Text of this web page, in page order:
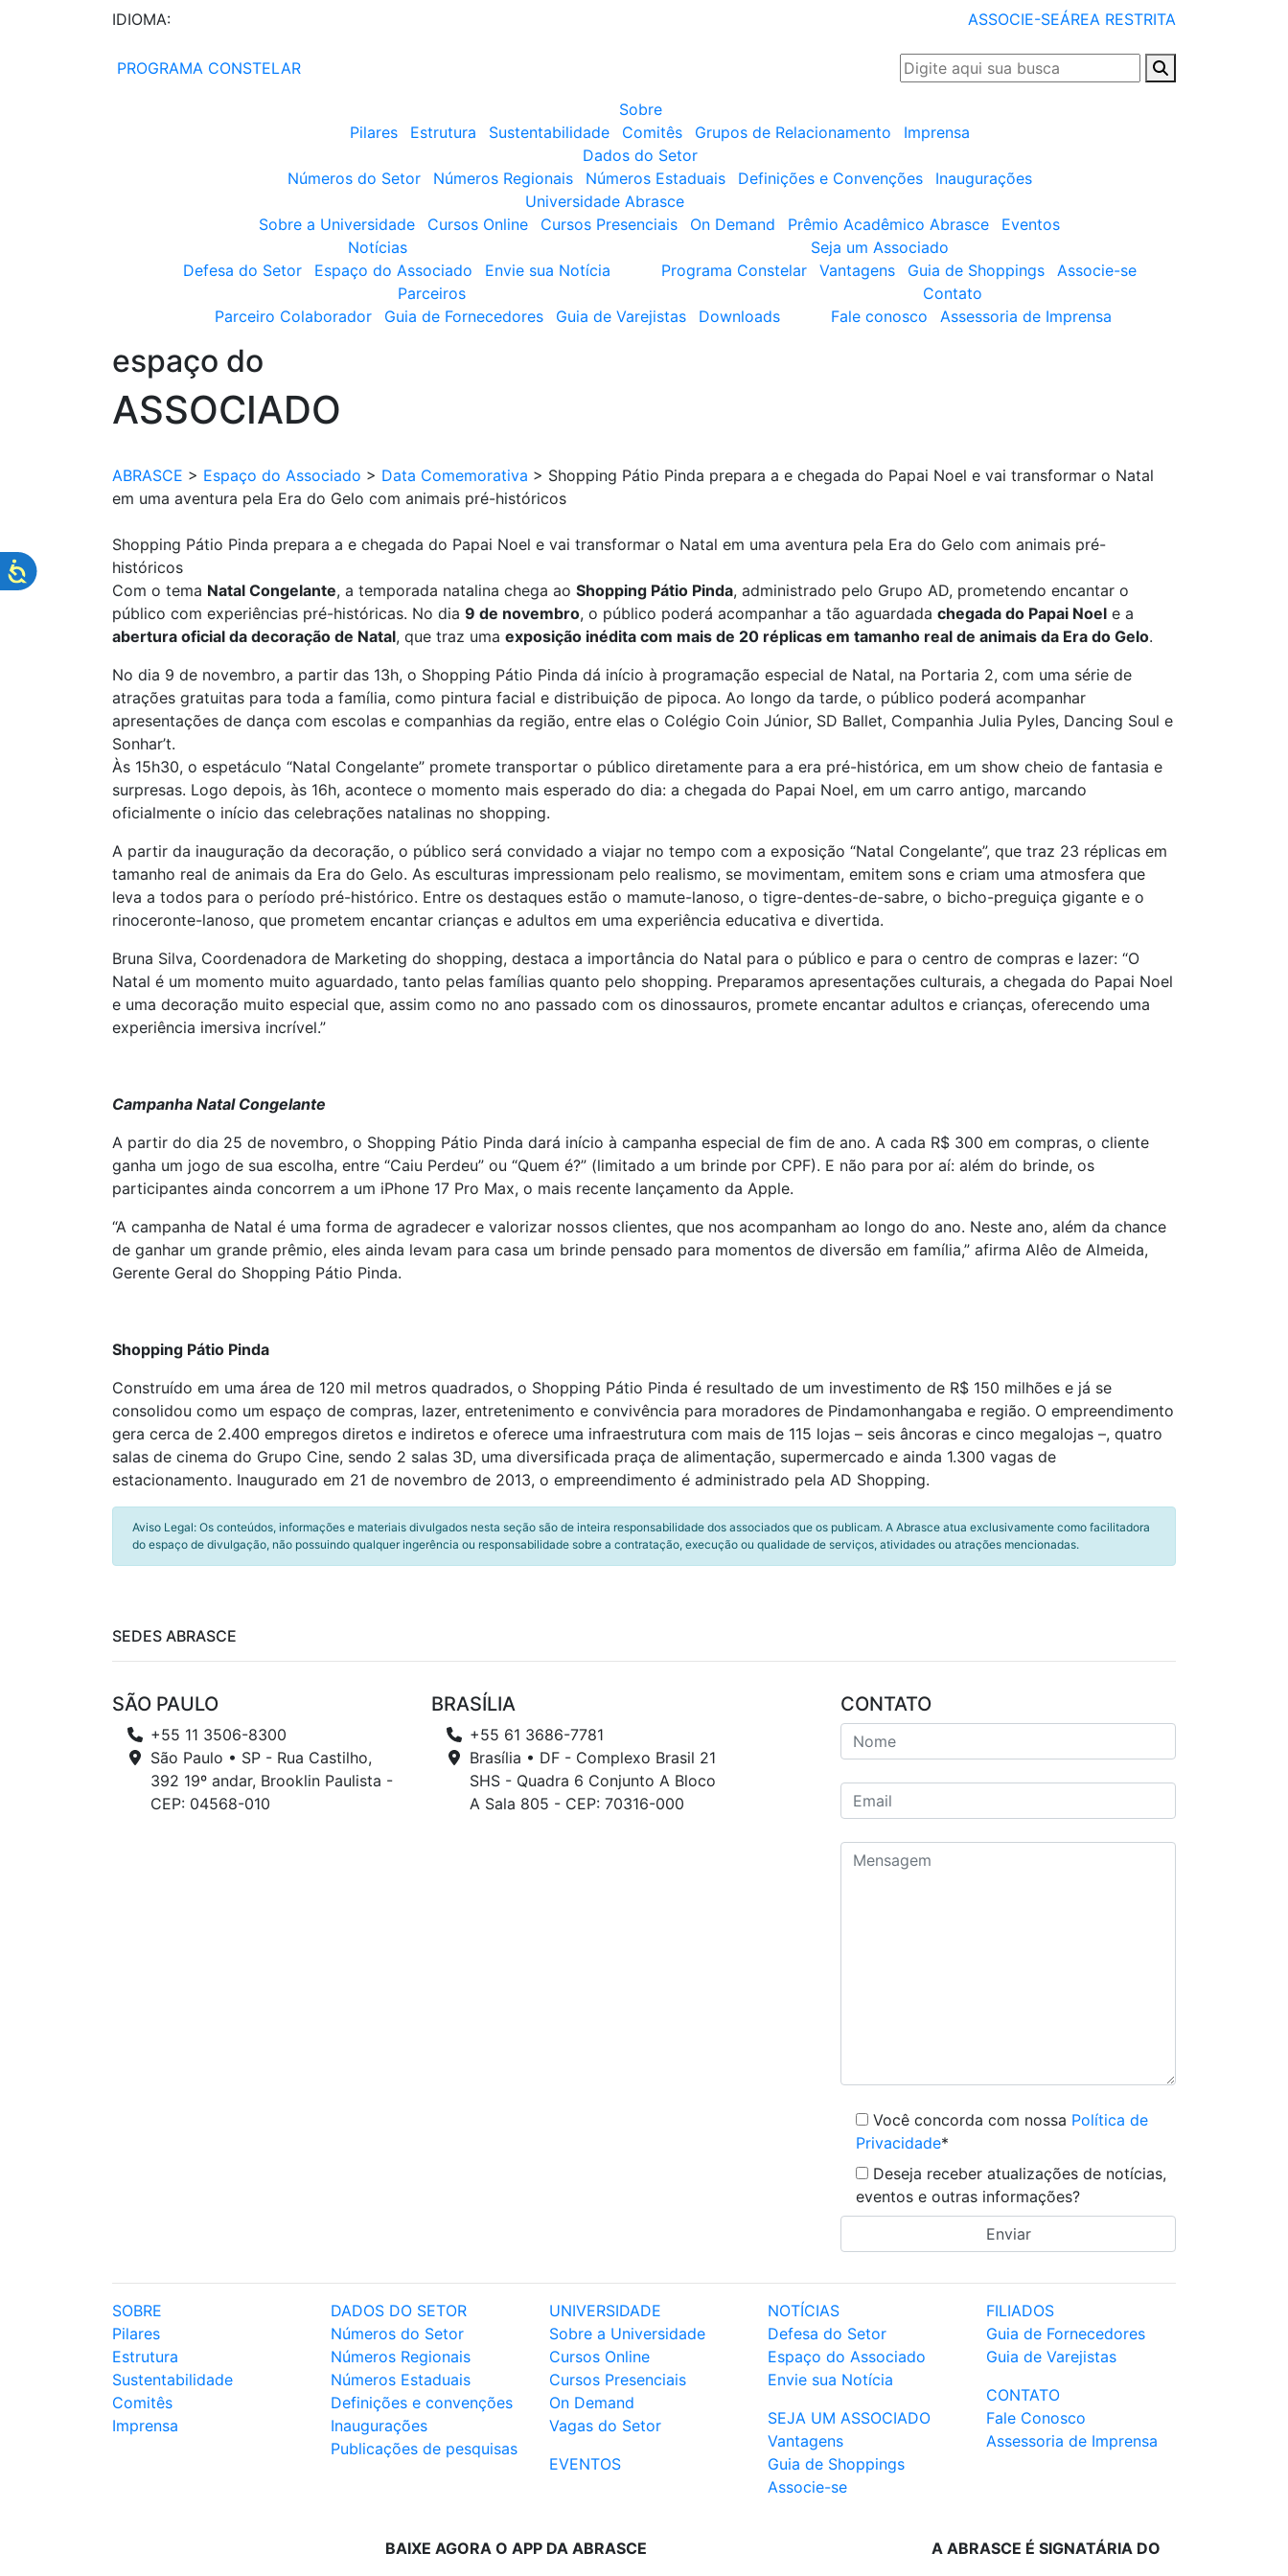
IDIOMA: ASSOCIE-SEÁREA RESTRITA
PROGRAMA CONSTELAR
Sobre
Pilares
Estrutura Sustentabilidade Comitês Grupos de Relacionamento
Imprensa
Dados do Setor
Números do Setor
Números Regionais Números Estaduais Definições e Convenções
Inaugurações
Universidade Abrasce
Sobre a Universidade
Cursos Online Cursos Presenciais On Demand Prêmio Acadêmico Abrasce
Eventos
Notícias
Defesa do Setor
Espaço do Associado Envie sua Notícia
Seja um Associado
Programa Constelar
Vantagens Guia de Shoppings
Associe-se
Parceiros
Parceiro Colaborador
Guia de Fornecedores Guia de Varejistas Downloads
Contato
Fale conosco
Assessoria de Imprensa
espaço do
ASSOCIADO
ABRASCE > Espaço do Associado > Data Comemorativa > Shopping Pátio Pinda prepara a e chegada do Papai Noel e vai transformar o Natal
em uma aventura pela Era do Gelo com animais pré-históricos
Shopping Pátio Pinda prepara a e chegada do Papai Noel e vai transformar o Natal em uma aventura pela Era do Gelo com animais pré-
históricos
Com o tema Natal Congelante, a temporada natalina chega ao Shopping Pátio Pinda, administrado pelo Grupo AD, prometendo encantar o
público com experiências pré-históricas. No dia 9 de novembro, o público poderá acompanhar a tão aguardada chegada do Papai Noel e a
abertura oficial da decoração de Natal, que traz uma exposição inédita com mais de 20 réplicas em tamanho real de animais da Era do Gelo.
No dia 9 de novembro, a partir das 13h, o Shopping Pátio Pinda dá início à programação especial de Natal, na Portaria 2, com uma série de
atrações gratuitas para toda a família, como pintura facial e distribuição de pipoca. Ao longo da tarde, o público poderá acompanhar
apresentações de dança com escolas e companhias da região, entre elas o Colégio Coin Júnior, SD Ballet, Companhia Julia Pyles, Dancing Soul e
Sonhar’t.
Às 15h30, o espetáculo “Natal Congelante” promete transportar o público diretamente para a era pré-histórica, em um show cheio de fantasia e
surpresas. Logo depois, às 16h, acontece o momento mais esperado do dia: a chegada do Papai Noel, em um carro antigo, marcando
oficialmente o início das celebrações natalinas no shopping.
A partir da inauguração da decoração, o público será convidado a viajar no tempo com a exposição “Natal Congelante”, que traz 23 réplicas em
tamanho real de animais da Era do Gelo. As esculturas impressionam pelo realismo, se movimentam, emitem sons e criam uma atmosfera que
leva a todos para o período pré-histórico. Entre os destaques estão o mamute-lanoso, o tigre-dentes-de-sabre, o bicho-preguiça gigante e o
rinoceronte-lanoso, que prometem encantar crianças e adultos em uma experiência educativa e divertida.
Bruna Silva, Coordenadora de Marketing do shopping, destaca a importância do Natal para o público e para o centro de compras e lazer: “O
Natal é um momento muito aguardado, tanto pelas famílias quanto pelo shopping. Preparamos apresentações culturais, a chegada do Papai Noel
e uma decoração muito especial que, assim como no ano passado com os dinossauros, promete encantar adultos e crianças, oferecendo uma
experiência imersiva incrível.”
Campanha Natal Congelante
A partir do dia 25 de novembro, o Shopping Pátio Pinda dará início à campanha especial de fim de ano. A cada R$ 300 em compras, o cliente
ganha um jogo de sua escolha, entre “Caiu Perdeu” ou “Quem é?” (limitado a um brinde por CPF). E não para por aí: além do brinde, os
participantes ainda concorrem a um iPhone 17 Pro Max, o mais recente lançamento da Apple.
“A campanha de Natal é uma forma de agradecer e valorizar nossos clientes, que nos acompanham ao longo do ano. Neste ano, além da chance
de ganhar um grande prêmio, eles ainda levam para casa um brinde pensado para momentos de diversão em família,” afirma Alêo de Almeida,
Gerente Geral do Shopping Pátio Pinda.
Shopping Pátio Pinda
Construído em uma área de 120 mil metros quadrados, o Shopping Pátio Pinda é resultado de um investimento de R$ 150 milhões e já se
consolidou como um espaço de compras, lazer, entretenimento e convivência para moradores de Pindamonhangaba e região. O empreendimento
gera cerca de 2.400 empregos diretos e indiretos e oferece uma infraestrutura com mais de 115 lojas – seis âncoras e cinco megalojas –, quatro
salas de cinema do Grupo Cine, sendo 2 salas 3D, uma diversificada praça de alimentação, supermercado e ainda 1.300 vagas de
estacionamento. Inaugurado em 21 de novembro de 2013, o empreendimento é administrado pela AD Shopping.
Aviso Legal: Os conteúdos, informações e materiais divulgados nesta seção são de inteira responsabilidade dos associados que os publicam. A Abrasce atua exclusivamente como facilitadora
do espaço de divulgação, não possuindo qualquer ingerência ou responsabilidade sobre a contratação, execução ou qualidade de serviços, atividades ou atrações mencionadas.
SEDES ABRASCE
SÃO PAULO
+55 11 3506-8300
São Paulo • SP - Rua Castilho,
392 19º andar, Brooklin Paulista -
CEP: 04568-010
BRASÍLIA
+55 61 3686-7781
Brasília • DF - Complexo Brasil 21
SHS - Quadra 6 Conjunto A Bloco
A Sala 805 - CEP: 70316-000
CONTATO
Você concorda com nossa Política de
Privacidade*
Deseja receber atualizações de notícias,
eventos e outras informações?
SOBRE
Pilares
Estrutura
Sustentabilidade
Comitês
Imprensa
DADOS DO SETOR
Números do Setor
Números Regionais
Números Estaduais
Definições e convenções
Inaugurações
Publicações de pesquisas
UNIVERSIDADE
Sobre a Universidade
Cursos Online
Cursos Presenciais
On Demand
Vagas do Setor
EVENTOS
NOTÍCIAS
Defesa do Setor
Espaço do Associado
Envie sua Notícia
SEJA UM ASSOCIADO
Vantagens
Guia de Shoppings
Associe-se
FILIADOS
Guia de Fornecedores
Guia de Varejistas
CONTATO
Fale Conosco
Assessoria de Imprensa
BAIXE AGORA O APP DA ABRASCE A ABRASCE É SIGNATÁRIA DO